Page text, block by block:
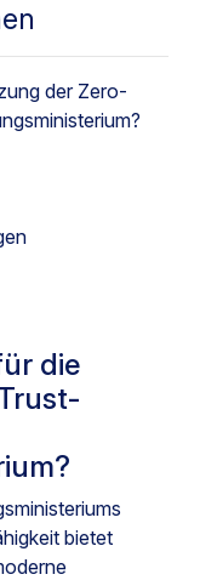
der Zero-
die
bietet